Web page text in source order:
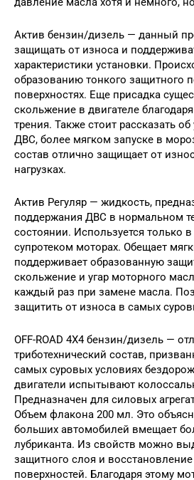
Актив бензин/дизель — данный
защищать от износа и
характеристики установки.
образованию тонкого защитного
поверхностях. Еще присадка
скольжение в двигателе
трения. Также стоит рассказать
ДВС, более мягком запуске в
состав отлично защищает от
нагрузках.
Актив Регуляр — жидкость,
поддержания ДВС в нормальном
состоянии. Используется только
супротеком моторах. Обещает
поддерживает образованную
скольжение и угар моторного
каждый раз при замене масла.
защитить от износа в самых
OFF-ROAD 4X4 бензин/дизель —
триботехнический состав,
самых суровых условиях
двигатели испытывают
Предназначен для силовых
Объем флакона 200 мл. Это
больших автомобилей вмещает
лубриканта. Из свойств можно
защитного слоя и
поверхностей. Благодаря этому